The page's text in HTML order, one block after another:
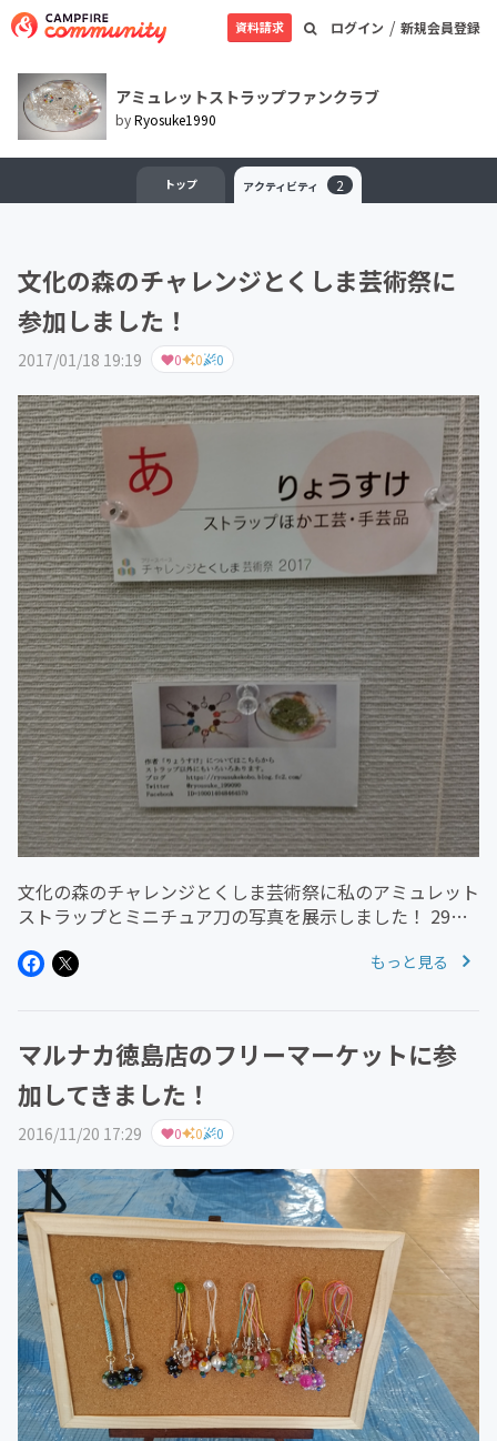
ログイン / 新規会員登録
資料請求
アミュレットストラップファンクラブ
byRyosuke1990
トップ アクティビティ 2
文化の森のチャレンジとくしま芸術祭に
参加しました！
2017/01/18 19:19 0 0 0
文化の森のチャレンジとくしま芸術祭に私のアミュレット
ストラップとミニチュア刀の写真を展示しました！ 29日
もっと見る
マルナカ徳島店のフリーマーケットに参
加してきました！
2016/11/20 17:29 0 0 0